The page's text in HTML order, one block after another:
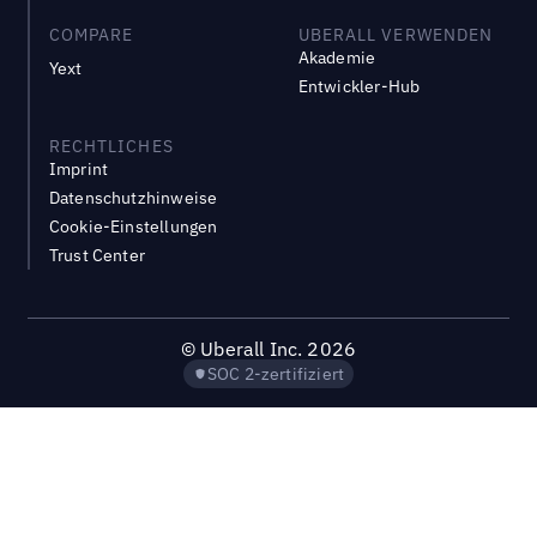
COMPARE
Yext
UBERALL VERWENDEN
Akademie
Entwickler-Hub
RECHTLICHES
Imprint
Datenschutzhinweise
Cookie-Einstellungen
Trust Center
© Uberall Inc. 2026
SOC 2-zertifiziert